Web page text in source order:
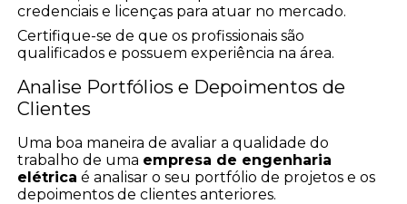
credenciais e licenças para atuar no mercado.
Certifique-se de que os profissionais são
qualificados e possuem experiência na área.
Analise Portfólios e Depoimentos de
Clientes
Uma boa maneira de avaliar a qualidade do
trabalho de uma empresa de engenharia
elétrica é analisar o seu portfólio de projetos e os
depoimentos de clientes anteriores.